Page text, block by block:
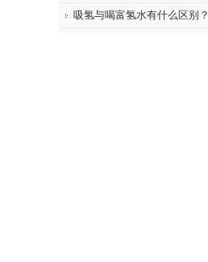
吸氢与喝富氢水有什么区别？